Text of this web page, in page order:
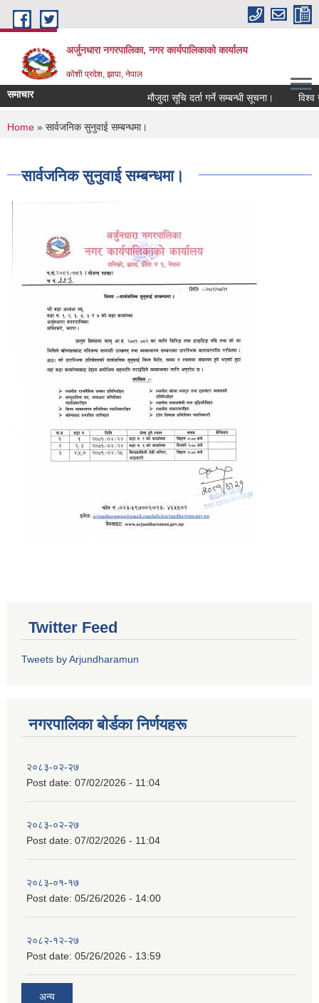
Skip to main content
अर्जुनधारा नगरपालिका, नगर कार्यपालिकाको कार्यालय
कोशी प्रदेश, झापा, नेपाल
समाचार मौजुदा सूचि दर्ता गर्ने सम्बन्धी सूचना। विश्व
You are here
Home » सार्वजनिक सुनुवाई सम्बन्धमा।
सार्वजनिक सुनुवाई सम्बन्धमा।
Twitter Feed
Tweets by Arjundharamun
नगरपालिका बाेर्डका निर्णयहरू
२०८३-०२-२७
Post date: 07/02/2026 - 11:04
२०८३-०२-२७
Post date: 07/02/2026 - 11:04
२०८३-०१-१७
Post date: 05/26/2026 - 14:00
२०८२-१२-२७
Post date: 05/26/2026 - 13:59
अन्य